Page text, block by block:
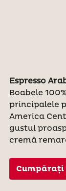
Espresso
Boabele
principalele
America
gustul
cremă
Cumpărați